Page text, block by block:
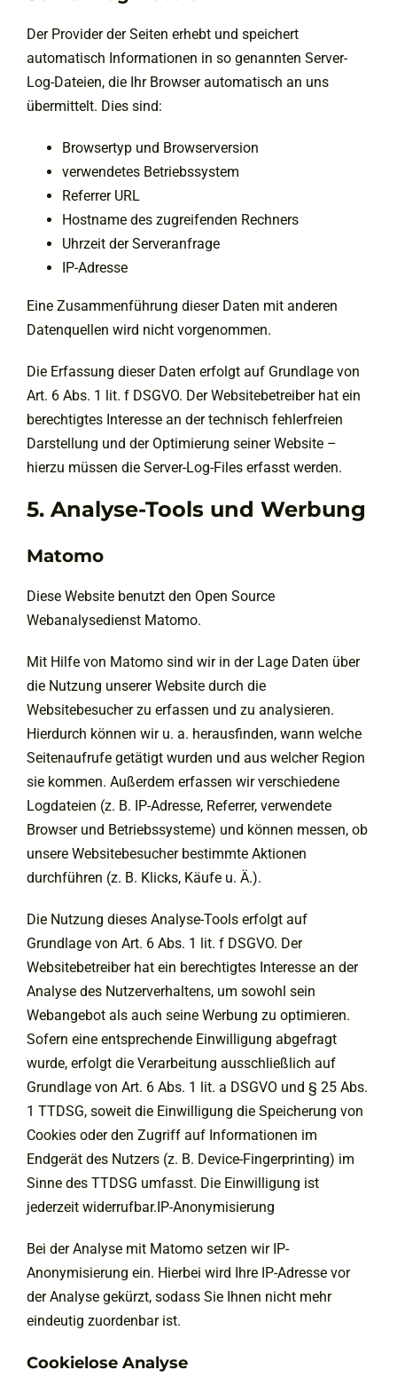
Der Provider der Seiten erhebt und speichert
automatisch Informationen in so genannten Server-
Log-Dateien, die Ihr Browser automatisch an uns
übermittelt. Dies sind:
Browsertyp und Browserversion
verwendetes Betriebssystem
Referrer URL
Hostname des zugreifenden Rechners
Uhrzeit der Serveranfrage
IP-Adresse
Eine Zusammenführung dieser Daten mit anderen
Datenquellen wird nicht vorgenommen.
Die Erfassung dieser Daten erfolgt auf Grundlage von
Art. 6 Abs. 1 lit. f DSGVO. Der Websitebetreiber hat ein
berechtigtes Interesse an der technisch fehlerfreien
Darstellung und der Optimierung seiner Website –
hierzu müssen die Server-Log-Files erfasst werden.
5. Analyse-Tools und Werbung
Matomo
Diese Website benutzt den Open Source
Webanalysedienst Matomo.
Mit Hilfe von Matomo sind wir in der Lage Daten über
die Nutzung unserer Website durch die
Websitebesucher zu erfassen und zu analysieren.
Hierdurch können wir u. a. herausfinden, wann welche
Seitenaufrufe getätigt wurden und aus welcher Region
sie kommen. Außerdem erfassen wir verschiedene
Logdateien (z. B. IP-Adresse, Referrer, verwendete
Browser und Betriebssysteme) und können messen, ob
unsere Websitebesucher bestimmte Aktionen
durchführen (z. B. Klicks, Käufe u. Ä.).
Die Nutzung dieses Analyse-Tools erfolgt auf
Grundlage von Art. 6 Abs. 1 lit. f DSGVO. Der
Websitebetreiber hat ein berechtigtes Interesse an der
Analyse des Nutzerverhaltens, um sowohl sein
Webangebot als auch seine Werbung zu optimieren.
Sofern eine entsprechende Einwilligung abgefragt
wurde, erfolgt die Verarbeitung ausschließlich auf
Grundlage von Art. 6 Abs. 1 lit. a DSGVO und § 25 Abs.
1 TTDSG, soweit die Einwilligung die Speicherung von
Cookies oder den Zugriff auf Informationen im
Endgerät des Nutzers (z. B. Device-Fingerprinting) im
Sinne des TTDSG umfasst. Die Einwilligung ist
jederzeit widerrufbar.IP-Anonymisierung
Bei der Analyse mit Matomo setzen wir IP-
Anonymisierung ein. Hierbei wird Ihre IP-Adresse vor
der Analyse gekürzt, sodass Sie Ihnen nicht mehr
eindeutig zuordenbar ist.
Cookielose Analyse